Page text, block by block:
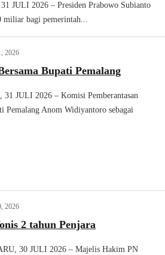
JULI 2026 – Presiden Prabowo Subianto
miliar bagi pemerintah...
2026
Bupati Pemalang
JULI 2026 – Komisi Pemberantasan
Pemalang Anom Widiyantoro sebagai
2026
2 tahun Penjara
30 JULI 2026 – Majelis Hakim PN